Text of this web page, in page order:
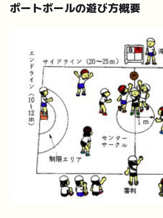
ポートボールの遊び方概要